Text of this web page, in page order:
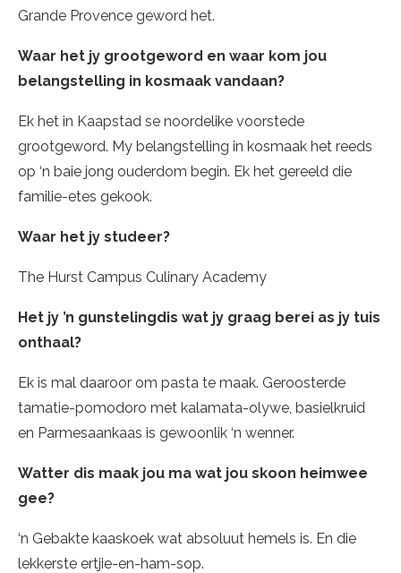
Grande Provence geword het.
Waar het jy grootgeword en waar kom jou
belangstelling in kosmaak vandaan?
Ek het in Kaapstad se noordelike voorstede
grootgeword. My belangstelling in kosmaak het reeds
op ‘n baie jong ouderdom begin. Ek het gereeld die
familie-etes gekook.
Waar het jy studeer?
The Hurst Campus Culinary Academy
Het jy ’n gunstelingdis wat jy graag berei as jy tuis
onthaal?
Ek is mal daaroor om pasta te maak. Geroosterde
tamatie-pomodoro met kalamata-olywe, basielkruid
en Parmesaankaas is gewoonlik ‘n wenner.
Watter dis maak jou ma wat jou skoon heimwee
gee?
‘n Gebakte kaaskoek wat absoluut hemels is. En die
lekkerste ertjie-en-ham-sop.